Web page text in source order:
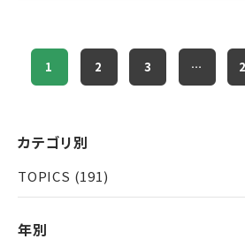
1 2 3 …
カテゴリ別
TOPICS (191)
年別